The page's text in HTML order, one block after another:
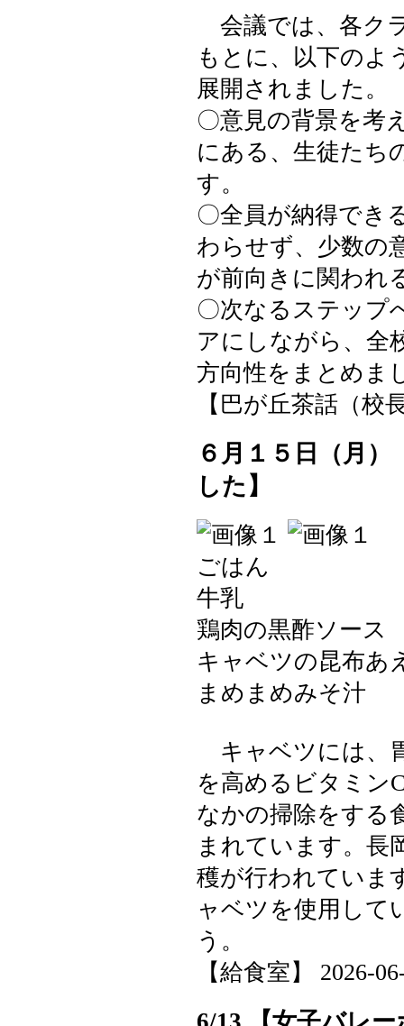
会議では、各ク
もとに、以下のよ
展開されました。
〇意見の背景を考
にある、生徒たち
す。
〇全員が納得でき
わらせず、少数の
が前向きに関われ
〇次なるステップ
アにしながら、全
方向性をまとめま
【巴が丘茶話（校
６月１５日（月
した】
ごはん
牛乳
鶏肉の黒酢ソース
キャベツの昆布あ
まめまめみそ汁
キャベツには、
を高めるビタミン
なかの掃除をする
まれています。長
穫が行われていま
ャベツを使用して
う。
【給食室】 2026-